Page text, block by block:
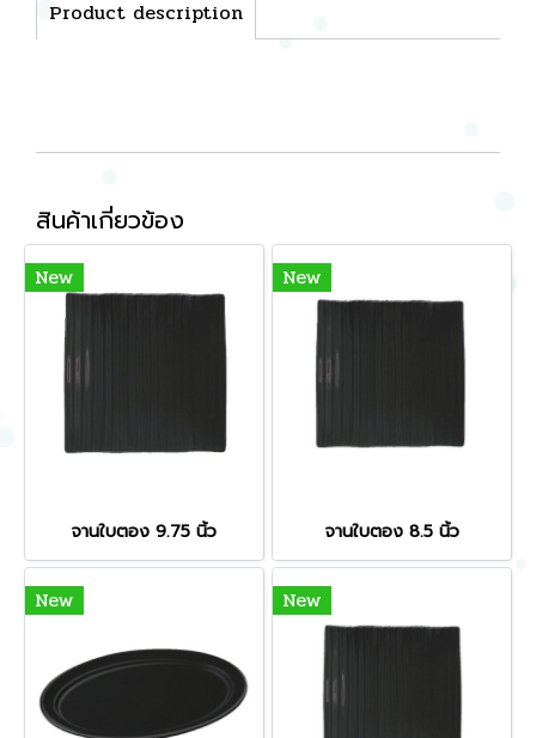
Product description
สินค้าเกี่ยวข้อง
New
จานใบตอง 9.75 นิ้ว
New
จานใบตอง 8.5 นิ้ว
New New